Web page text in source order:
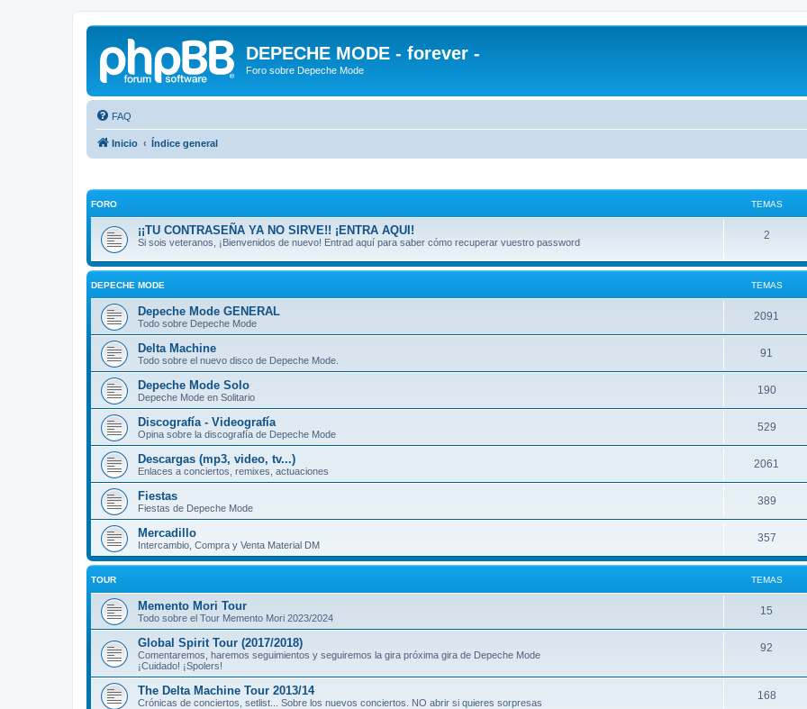
DEPECHE MODE - forever -
Foro sobre Depeche Mode
FAQ
Inicio Índice general
FORO TEMAS
¡¡TU CONTRASEÑA YA NO SIRVE!! ¡ENTRA AQUI!
Si sois veteranos, ¡Bienvenidos de nuevo! Entrad aquí para saber cómo recuperar vuestro password
2
DEPECHE MODE TEMAS
Depeche Mode GENERAL
Todo sobre Depeche Mode
2091
Delta Machine
Todo sobre el nuevo disco de Depeche Mode.
91
Depeche Mode Solo
Depeche Mode en Solitario
190
Discografía - Videografía
Opina sobre la discografía de Depeche Mode
529
Descargas (mp3, video, tv...)
Enlaces a conciertos, remixes, actuaciones
2061
Fiestas
Fiestas de Depeche Mode
389
Mercadillo
Intercambio, Compra y Venta Material DM
357
TOUR TEMAS
Memento Mori Tour
Todo sobre el Tour Memento Mori 2023/2024
15
Global Spirit Tour (2017/2018)
Comentaremos, haremos seguimientos y seguiremos la gira próxima gira de Depeche Mode
¡Cuidado! ¡Spolers!
92
The Delta Machine Tour 2013/14
Crónicas de conciertos, setlist... Sobre los nuevos conciertos. NO abrir si quieres sorpresas
168